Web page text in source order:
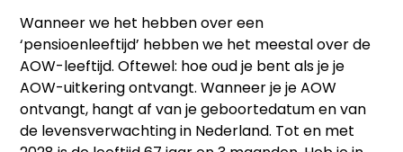
Wanneer we het hebben over een
‘pensioenleeftijd’ hebben we het meestal over de
AOW-leeftijd. Oftewel: hoe oud je bent als je je
AOW-uitkering ontvangt. Wanneer je je AOW
ontvangt, hangt af van je geboortedatum en van
de levensverwachting in Nederland. Tot en met